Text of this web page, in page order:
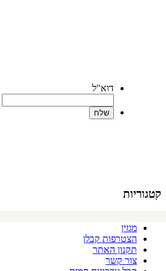
דוא"ל
קטגוריות
מגזין
הצטרפות קבלן
תקנון האתר
צור קשר